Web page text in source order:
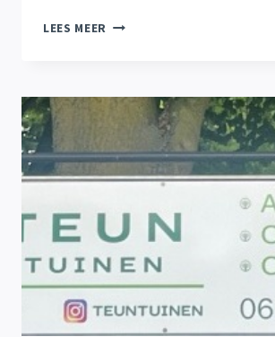
LEES MEER VOORBEREIDING
2026
OFFICIEEL
START
GEGAAN